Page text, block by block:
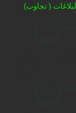
( تجاوب)